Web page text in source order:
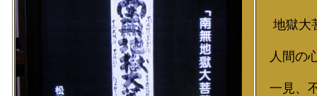
地獄大
人間の
一見、